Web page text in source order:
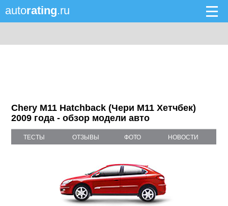
autorating.ru
Chery M11 Hatchback (Чери M11 Хетчбек)
2009 года - обзор модели авто
ТЕСТЫ ОТЗЫВЫ ФОТО НОВОСТИ